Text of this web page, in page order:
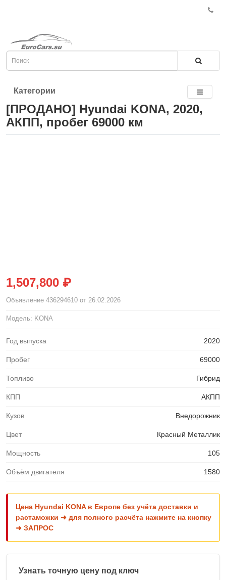
Категории
[ПРОДАНО] Hyundai KONA, 2020,
АКПП, пробег 69000 км
1,507,800 ₽
Объявление 436294610 от 26.02.2026
Модель: KONA
Год выпуска 2020
Пробег 69000
Топливо Гибрид
КПП АКПП
Кузов Внедорожник
Цвет Красный Металлик
Мощность 105
Объём двигателя 1580
Цена Hyundai KONA в Европе без учёта доставки и
растаможки ➜ для полного расчёта нажмите на кнопку
➜ ЗАПРОС
Узнать точную цену под ключ